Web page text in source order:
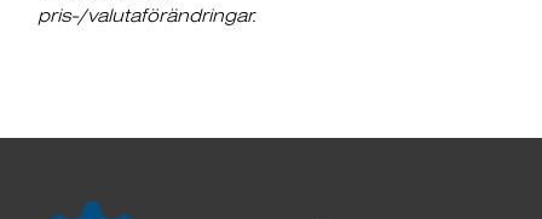
pris-/valutaförändringar.